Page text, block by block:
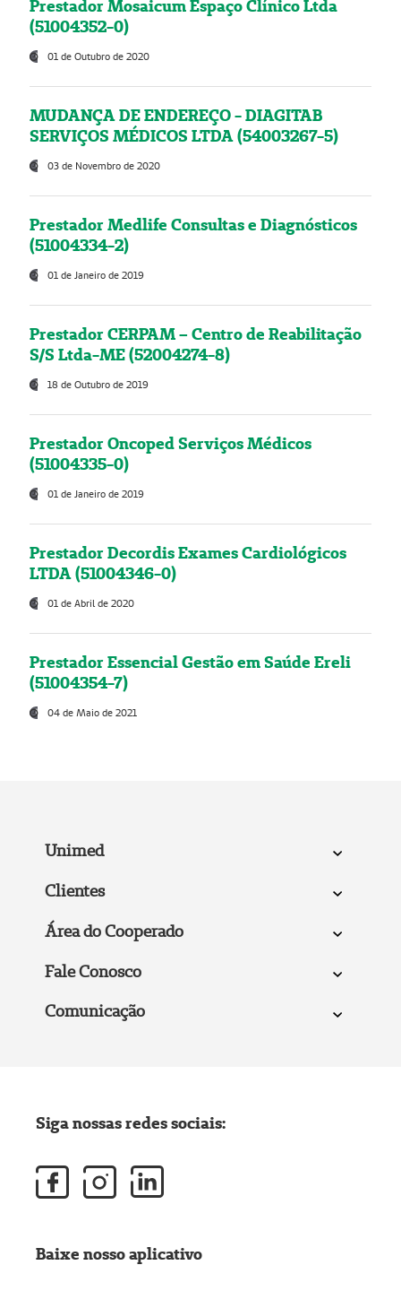
Prestador Mosaicum Espaço Clínico Ltda
(51004352-0)
01 de Outubro de 2020
MUDANÇA DE ENDEREÇO - DIAGITAB
SERVIÇOS MÉDICOS LTDA (54003267-5)
03 de Novembro de 2020
Prestador Medlife Consultas e Diagnósticos
(51004334-2)
01 de Janeiro de 2019
Prestador CERPAM – Centro de Reabilitação
S/S Ltda-ME (52004274-8)
18 de Outubro de 2019
Prestador Oncoped Serviços Médicos
(51004335-0)
01 de Janeiro de 2019
Prestador Decordis Exames Cardiológicos
LTDA (51004346-0)
01 de Abril de 2020
Prestador Essencial Gestão em Saúde Ereli
(51004354-7)
04 de Maio de 2021
Unimed
Clientes
Área do Cooperado
Fale Conosco
Comunicação
Siga nossas redes sociais:
Baixe nosso aplicativo